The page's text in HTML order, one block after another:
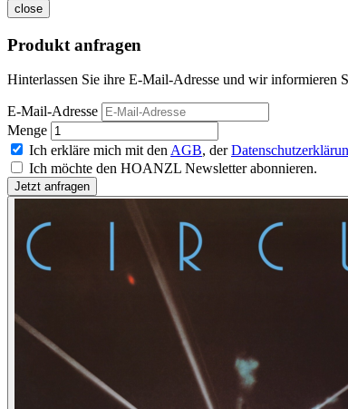
close
Produkt anfragen
Hinterlassen Sie ihre E-Mail-Adresse und wir informieren
E-Mail-Adresse
Menge
Ich erkläre mich mit den AGB, der
Ich möchte den HOANZL Newsletter abonnieren.